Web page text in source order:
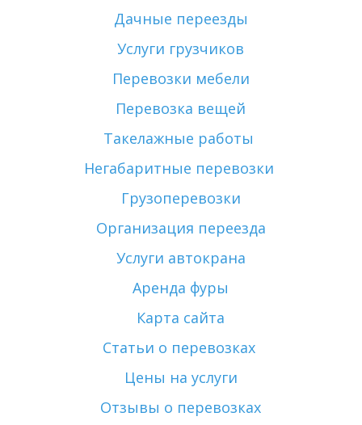
Дачные переезды
Услуги грузчиков
Перевозки мебели
Перевозка вещей
Такелажные работы
Негабаритные перевозки
Грузоперевозки
Организация переезда
Услуги автокрана
Аренда фуры
Карта сайта
Статьи о перевозках
Цены на услуги
Отзывы о перевозках